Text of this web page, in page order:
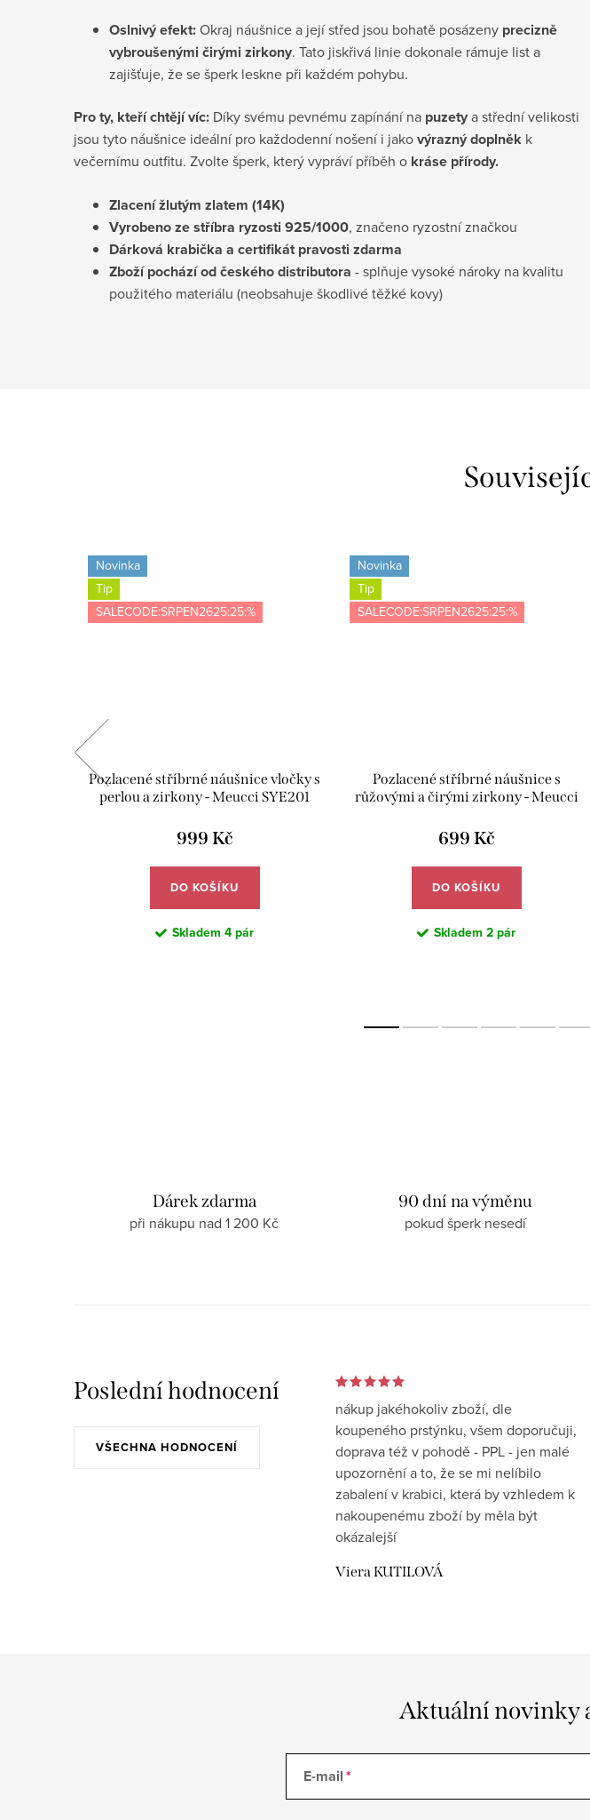
Oslnivý efekt:Okraj náušnice a její střed jsou bohatě posázeny precizně
vybroušenými čirými zirkony. Tato jiskřivá linie dokonale rámuje list a
zajišťuje, že se šperk leskne při každém pohybu.
Pro ty, kteří chtějí víc: Díky svému pevnému zapínání na puzetya střední velikosti
jsou tyto náušnice ideální pro každodenní nošení i jakovýrazný doplněk k
večernímu outfitu. Zvolte šperk, který vypráví příběh o kráse přírody.
Zlacení žlutým zlatem (14K)
Vyrobeno ze stříbra ryzosti 925/1000, značeno ryzostní značkou
Dárková krabička a certifikát pravosti zdarma
Zboží pochází od českého distributora - splňuje vysoké nároky na kvalitu
použitého materiálu (neobsahuje škodlivé těžké kovy)
Novinka
Tip
SALECODE:SRPEN2625:25:%
Pozlacené stříbrné náušnice vločky s
perlou a zirkony - Meucci SYE201
999 Kč
DO KOŠÍKU
Skladem 4 pár
Novinka
Tip
SALECODE:SRPEN2625:25:%
Pozlacené stříbrné náušnice s
růžovými a čirými zirkony - Meucci
699 Kč
DO KOŠÍKU
Skladem 2 pár
Dárek zdarma
při nákupu nad 1 200 Kč
90 dní na výměnu
pokud šperk nesedí
Poslední hodnocení
VŠECHNA HODNOCENÍ
nákup jakéhokoliv zboží, dle
koupeného prstýnku, všem doporučuji,
doprava též v pohodě - PPL - jen malé
upozornění a to, že se mi nelíbilo
zabalení v krabici, která by vzhledem k
nakoupenému zboží by měla být
okázalejší
Viera KUTILOVÁ
Aktuální novinky
E-mail